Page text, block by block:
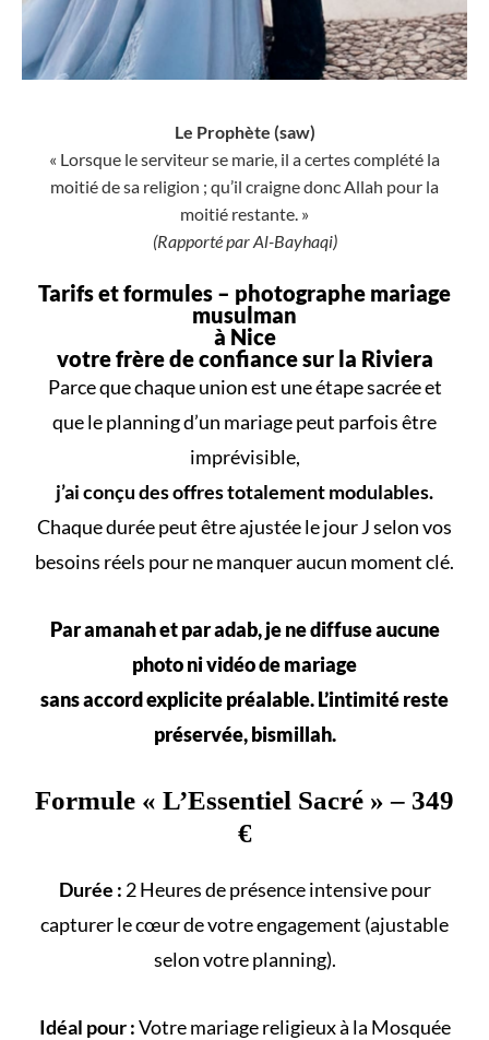
Le Prophète (saw)
« Lorsque le serviteur se marie, il a certes complété la
moitié de sa religion ; qu’il craigne donc Allah pour la
moitié restante. »
(Rapporté par Al-Bayhaqi)
Tarifs et formules – photographe mariage
musulman
à Nice
votre frère de confiance sur la Riviera
Parce quechaque unionest uneétape sacréeet
que leplanning d’un mariagepeut parfois être
imprévisible,
j’ai conçu des offres totalement modulables.
Chaque durée peut être ajustée le jour J selon vos
besoins réels pour ne manquer aucun moment clé.
Par amanah et par adab, je ne diffuse aucune
photo ni vidéo de mariage
sans accord explicite préalable. L’intimité reste
préservée, bismillah.
Formule « L’Essentiel Sacré » – 349
€
Durée : 2 Heures de présence intensive pour
capturer le cœur de votre engagement (ajustable
selon votreplanning).
Idéal pour :Votremariage religieuxà la Mosquée